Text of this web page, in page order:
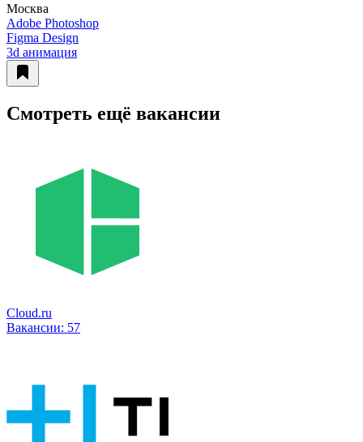
Москва
Adobe Photoshop
Figma Design
3d анимация
Смотреть ещё вакансии
Cloud.ru
Вакансии: 57